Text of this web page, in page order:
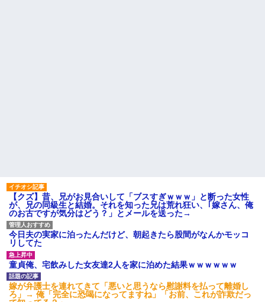
【クズ】昔、兄がお見合いして「ブスすぎｗｗｗ」と断った女性
が、兄の同級生と結婚。それを知った兄は荒れ狂い、｢嫁さん、俺
のお古ですが気分はどう？」とメールを送った→
今日夫の実家に泊ったんだけど、朝起きたら股間がなんかモッコ
リしてた
童貞俺、宅飲みした女友達2人を家に泊めた結果ｗｗｗｗｗｗ
嫁が弁護士を連れてきて「悪いと思うなら慰謝料を払って離婚し
ろ」→ 俺「完全に恐喝になってますね」「お前、これが詐欺だっ